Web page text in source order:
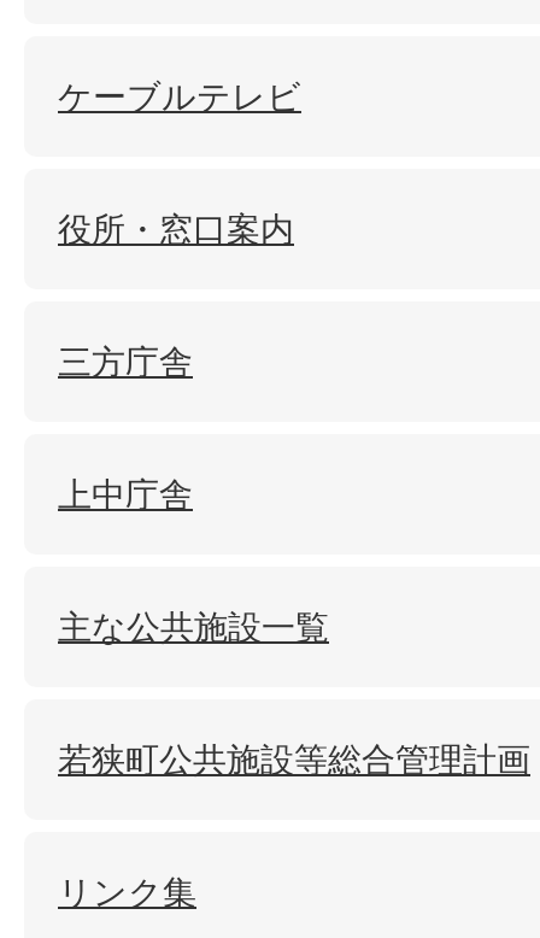
ケーブルテレビ
役所・窓口案内
三方庁舎
上中庁舎
主な公共施設一覧
若狭町公共施設等総合管理計画
リンク集